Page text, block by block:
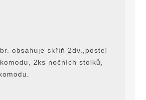
obsahuje skříň 2dv.,postel
2ks nočních stolků,